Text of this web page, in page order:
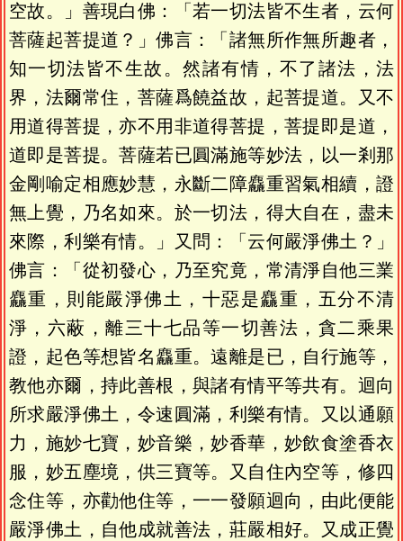
空故。」善現白佛：「若一切法皆不生者，云何
菩薩起菩提道？」佛言：「諸無所作無所趣者，
知一切法皆不生故。然諸有情，不了諸法，法
界，法爾常住，菩薩爲饒益故，起菩提道。又不
用道得菩提，亦不用非道得菩提，菩提即是道，
道即是菩提。菩薩若已圓滿施等妙法，以一剎那
金剛喻定相應妙慧，永斷二障麤重習氣相續，證
無上覺，乃名如來。於一切法，得大自在，盡未
來際，利樂有情。」又問：「云何嚴淨佛土？」
佛言：「從初發心，乃至究竟，常清淨自他三業
麤重，則能嚴淨佛土，十惡是麤重，五分不清
淨，六蔽，離三十七品等一切善法，貪二乘果
證，起色等想皆名麤重。遠離是已，自行施等，
教他亦爾，持此善根，與諸有情平等共有。迴向
所求嚴淨佛土，令速圓滿，利樂有情。又以通願
力，施妙七寶，妙音樂，妙香華，妙飲食塗香衣
服，妙五塵境，供三寶等。又自住內空等，修四
念住等，亦勸他住等，一一發願迴向，由此便能
嚴淨佛土，自他成就善法，莊嚴相好。又成正覺